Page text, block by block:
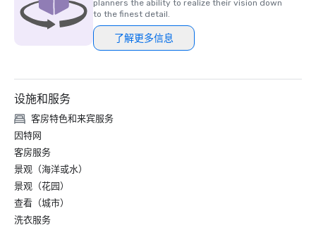
planners the ability to realize their vision down
to the finest detail.
了解更多信息
设施和服务
客房特色和来宾服务
因特网
客房服务
景观（海洋或水）
景观（花园）
查看（城市）
洗衣服务